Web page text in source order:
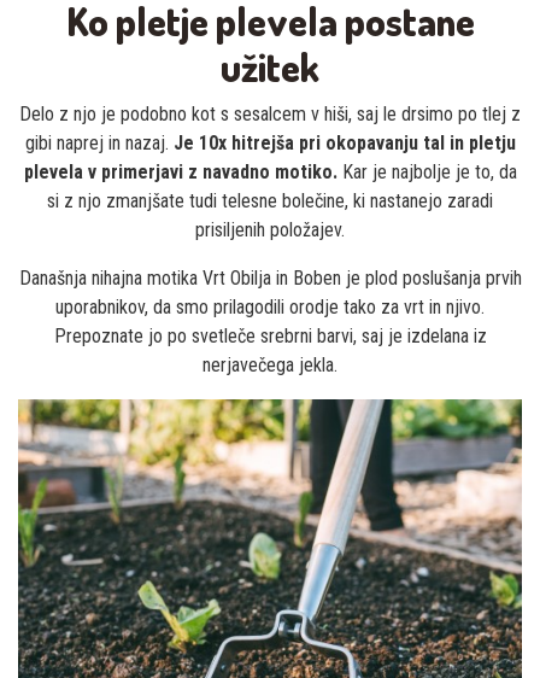
Ko pletje plevela postane
užitek
Delo z njo je podobno kot s sesalcem v hiši, saj le drsimo po tlej z
gibi naprej in nazaj. Je 10x hitrejša pri okopavanju tal in pletju
plevela v primerjavi z navadno motiko.Kar je najbolje je to, da
si z njo zmanjšate tudi telesne bolečine, ki nastanejo zaradi
prisiljenih položajev.
Današnja nihajna motika Vrt Obilja in Boben je plod poslušanja prvih
uporabnikov, da smo prilagodili orodje tako za vrt in njivo.
Prepoznate jo po svetleče srebrni barvi, saj je izdelana iz
nerjavečega jekla.